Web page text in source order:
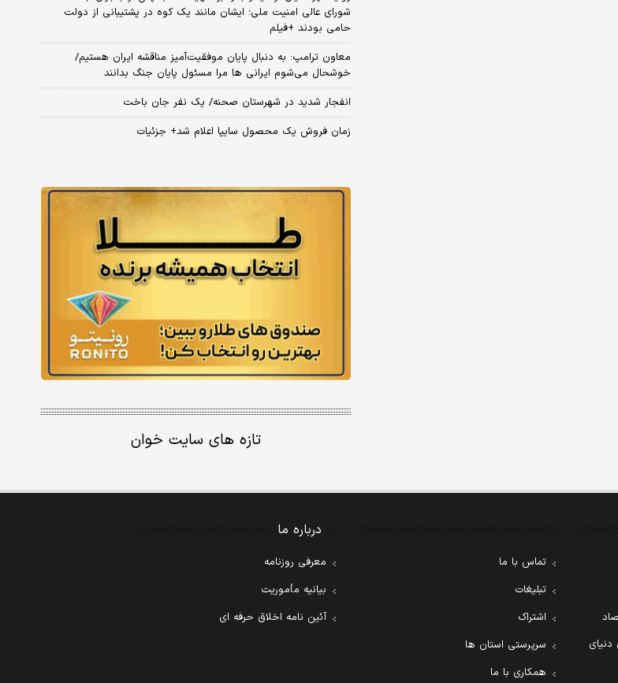
شورای عالی امنیت ملی؛ ایشان مانند یک کوه در پشتیبانی از دولت
حامی بودند +فیلم
معاون ترامپ: به دنبال پایان موفقیت‌آمیز مناقشه ایران هستیم/
خوشحال می‌شوم ایرانی ها مرا مسئول پایان جنگ بدانند
انفجار شدید در شهرستان صحنه/ یک نفر جان باخت
زمان فروش یک محصول سایپا اعلام شد+ جزئیات
تازه های سایت خوان
تماس با ما
تبلیغات
اشتراک
سرپرستی استان ها
همکاری با ما
درباره ما
معرفی روزنامه
بیانیه مأموریت
آئین نامه اخلاق حرفه ای